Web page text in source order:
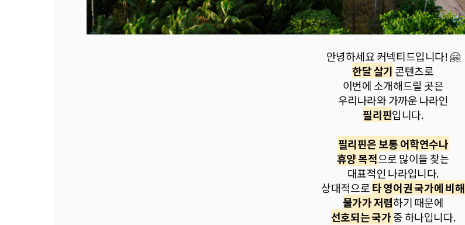
안녕하세요 커넥티드입니다! 🤗
한달 살기 콘텐츠로
이번에 소개해드릴 곳은
우리나라와 가까운 나라인
필리핀입니다.
필리핀은 보통 어학연수나
휴양 목적으로 많이들 찾는
대표적인 나라입니다.
상대적으로타 영어권 국가에 비해
물가가 저렴하기 때문에
선호되는 국가중 하나입니다.